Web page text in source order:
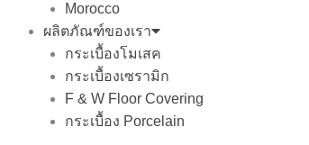
Morocco
ผลิตภัณฑ์ของเรา
กระเบื้องโมเสค
กระเบื้องเซรามิก
F & W Floor Covering
กระเบื้อง Porcelain